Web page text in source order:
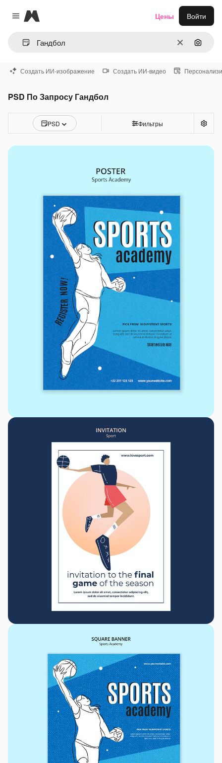
Close menu
Magnific
ОчиститьПоиск
Цены Войти
Создать ИИ-изображение Создать ИИ-видео
PSD По Запросу Гандбол
PSD Фильтры